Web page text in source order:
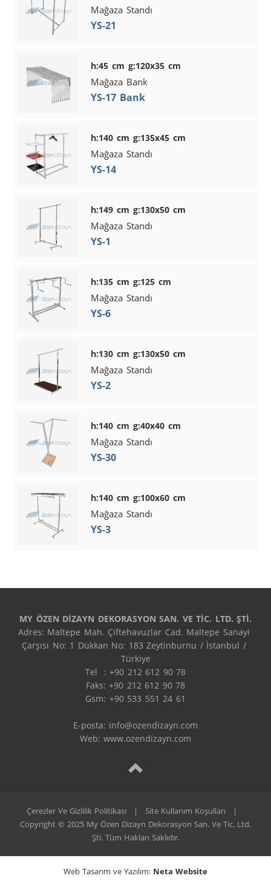
Mağaza Standı
YS-21
h:45 cm g:120x35 cm
Mağaza Bank
YS-17 Bank
h:140 cm g:135x45 cm
Mağaza Standı
YS-14
h:149 cm g:130x50 cm
Mağaza Standı
YS-1
h:135 cm g:125 cm
Mağaza Standı
YS-6
h:130 cm g:130x50 cm
Mağaza Standı
YS-2
h:140 cm g:40x40 cm
Mağaza Standı
YS-30
h:140 cm g:100x60 cm
Mağaza Standı
YS-3
MY ÖZEN DİZAYN DEKORASYON SAN. VE TİC. LTD. ŞTİ.
Adres: Maltepe Mah. Çiftehavuzlar Cad. Maltepe Sanayi
Çarşısı No: 1 Dükkan No: 183 Zeytinburnu / İstanbul /
Türkiye
Tel  : +90 212 612 90 78
Faks: +90 212 612 90 78
Gsm: +90 533 551 24 61
E-posta: info@ozendizayn.com
Web: www.ozendizayn.com
Çerezler Ve Gizlilik Politikası | Site Kullanım Koşulları
|
Copyright © 2025 My Özen Dizayn Dekorasyon San. Ve Tic. Ltd.
Şti. Tüm Hakları Saklıdır.
Web Tasarım ve Yazılım: Neta Website